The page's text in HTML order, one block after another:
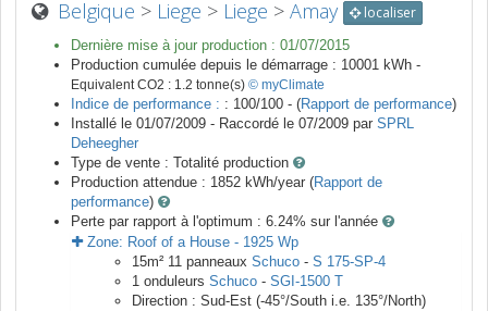
Belgique > Liege > Liege >Amay localiser
Dernière mise à jour production : 01/07/2015
Production cumulée depuis le démarrage : 10001 kWh -
Equivalent CO2 : 1.2 tonne(s) © myClimate
Indice de performance : : 100/100 - (Rapport de performance)
Installé le 01/07/2009 - Raccordé le 07/2009 par SPRL
Deheegher
Type de vente : Totalité production
Production attendue : 1852 kWh/year (Rapport de
performance)
Perte par rapport à l'optimum : 6.24% sur l'année
Zone: Roof of a House - 1925 Wp
15m² 11 panneaux Schuco - S 175-SP-4
1 onduleurs Schuco - SGI-1500 T
Direction : Sud-Est (-45°/South i.e. 135°/North)